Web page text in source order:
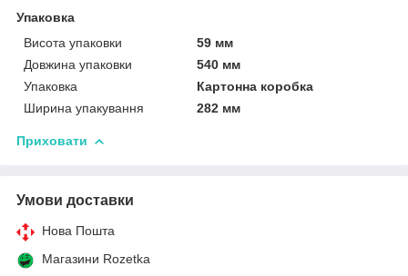
Упаковка
Висота упаковки
59 мм
Довжина упаковки
540 мм
Упаковка
Картонна коробка
Ширина упакування
282 мм
Приховати
Умови доставки
Нова Пошта
Магазини Rozetka